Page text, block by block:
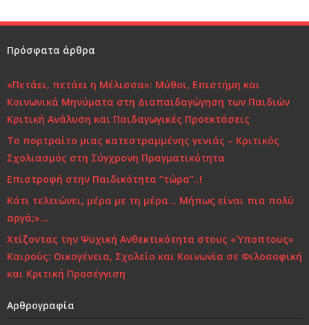
b
o
o
k
r dI
Πρόσφατα άρθρα
«Πετάει, πετάει η Μέλισσα»: Μύθοι, Επιστήμη και
Κοινωνικά Μηνύματα στη Διαπαιδαγώγηση των Παιδιών
Κριτική Ανάλυση και Παιδαγωγικές Προεκτάσεις
Το πορτραίτο μιας κατεστραμμένης γενιάς – Κριτικός
Σχολιασμός στη Σύγχρονη Πραγματικότητα
Επιστροφή στην Παιδικότητα “τώρα”..!
Κάτι τελειώνει, μέρα με τη μέρα… Μήπως είναι πια πολύ
αργά;»…
Χτίζοντας την Ψυχική Ανθεκτικότητα στους «Ύποπτους»
Καιρούς: Οικογένεια, Σχολείο και Κοινωνία σε Φιλοσοφική
και Κριτική Προσέγγιση
Αρθρογραφία